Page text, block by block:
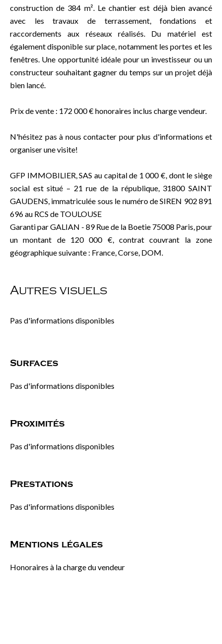
construction de 384 m². Le chantier est déjà bien avancé
avec les travaux de terrassement, fondations et
raccordements aux réseaux réalisés. Du matériel est
également disponible sur place, notamment les portes et les
fenêtres. Une opportunité idéale pour un investisseur ou un
constructeur souhaitant gagner du temps sur un projet déjà
bien lancé.
Prix de vente : 172 000 € honoraires inclus charge vendeur.
N'hésitez pas à nous contacter pour plus d'informations et
organiser une visite!
GFP IMMOBILIER, SAS au capital de 1 000 €, dont le siège
social est situé – 21 rue de la république, 31800 SAINT
GAUDENS, immatriculée sous le numéro de SIREN 902 891
696 au RCS de TOULOUSE
Garanti par GALIAN - 89 Rue de la Boetie 75008 Paris, pour
un montant de 120 000 €, contrat couvrant la zone
géographique suivante : France, Corse, DOM.
Autres visuels
Pas d'informations disponibles
Surfaces
Pas d'informations disponibles
Proximités
Pas d'informations disponibles
Prestations
Pas d'informations disponibles
Mentions légales
Honoraires à la charge du vendeur